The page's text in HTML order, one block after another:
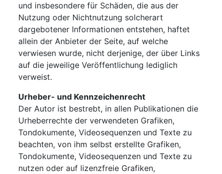
und insbesondere für Schäden, die aus der
Nutzung oder Nichtnutzung solcherart
dargebotener Informationen entstehen, haftet
allein der Anbieter der Seite, auf welche
verwiesen wurde, nicht derjenige, der über Links
auf die jeweilige Veröffentlichung lediglich
verweist.
Urheber- und Kennzeichenrecht
Der Autor ist bestrebt, in allen Publikationen die
Urheberrechte der verwendeten Grafiken,
Tondokumente, Videosequenzen und Texte zu
beachten, von ihm selbst erstellte Grafiken,
Tondokumente, Videosequenzen und Texte zu
nutzen oder auf lizenzfreie Grafiken,